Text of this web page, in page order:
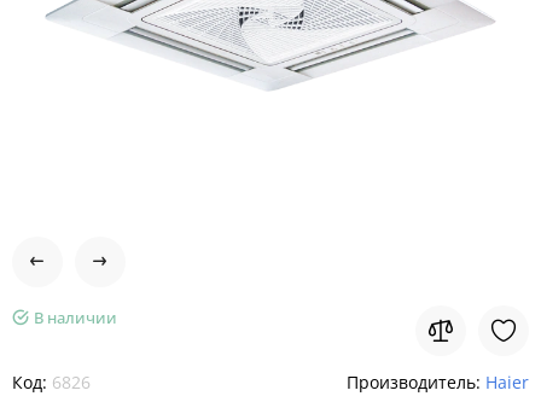
В наличии
Код: 6826 Производитель: Haier